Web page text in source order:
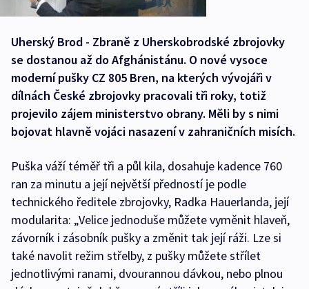
Uherský Brod - Zbraně z Uherskobrodské zbrojovky
se dostanou až do Afghánistánu. O nové vysoce
moderní pušky CZ 805 Bren, na kterých vývojáři v
dílnách České zbrojovky pracovali tři roky, totiž
projevilo zájem ministerstvo obrany. Měli by s nimi
bojovat hlavně vojáci nasazení v zahraničních misích.
Puška váží téměř tři a půl kila, dosahuje kadence 760
ran za minutu a její největší předností je podle
technického ředitele zbrojovky, Radka Hauerlanda, její
modularita: „Velice jednoduše můžete vyměnit hlaveň,
závorník i zásobník pušky a změnit tak její ráži. Lze si
také navolit režim střelby, z pušky můžete střílet
jednotlivými ranami, dvourannou dávkou, nebo plnou